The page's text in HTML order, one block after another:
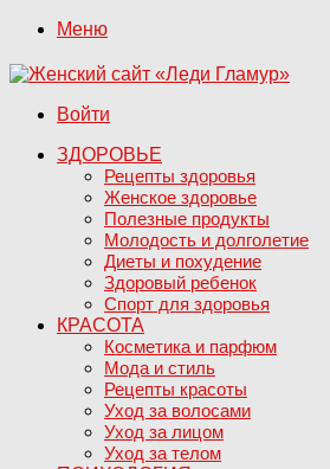
Меню
Войти
ЗДОРОВЬЕ
Рецепты здоровья
Женское здоровье
Полезные продукты
Молодость и долголетие
Диеты и похудение
Здоровый ребенок
Спорт для здоровья
КРАСОТА
Косметика и парфюм
Мода и стиль
Рецепты красоты
Уход за волосами
Уход за лицом
Уход за телом